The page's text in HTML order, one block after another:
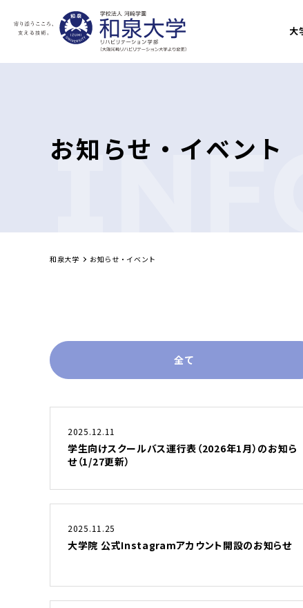
大
お知らせ・イベント
和泉大学 お知らせ・イベント
全て
2025.12.11
学生向けスクールバス運行表（2026年1月）のお知ら
せ（1/27更新）
2025.11.25
大学院 公式Instagramアカウント開設のお知らせ